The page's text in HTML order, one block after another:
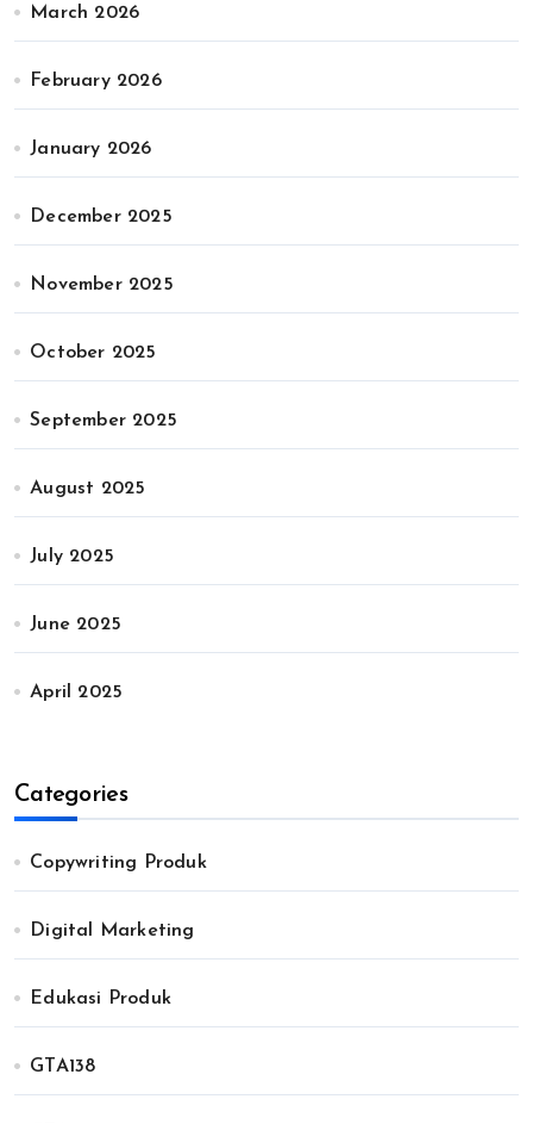
March 2026
February 2026
January 2026
December 2025
November 2025
October 2025
September 2025
August 2025
July 2025
June 2025
April 2025
Categories
Copywriting Produk
Digital Marketing
Edukasi Produk
GTA138